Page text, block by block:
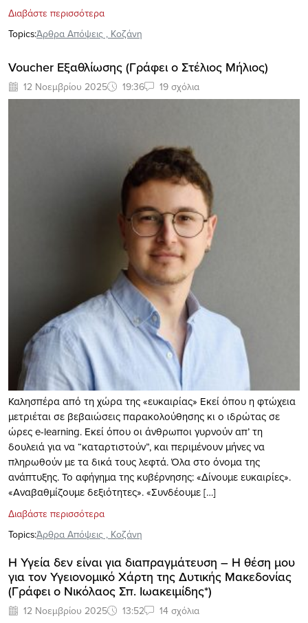
Διαβάστε περισσότερα
Topics:Άρθρα Απόψεις , Κοζάνη
Voucher Εξαθλίωσης (Γράφει ο Στέλιος Μήλιος)
12 Νοεμβρίου 2025 19:36 19 σχόλια
Καλησπέρα από τη χώρα της «ευκαιρίας» Εκεί όπου η φτώχεια
μετριέται σε βεβαιώσεις παρακολούθησης κι ο ιδρώτας σε
ώρες e-learning. Εκεί όπου οι άνθρωποι γυρνούν απ’ τη
δουλειά για να “καταρτιστούν”, και περιμένουν μήνες να
πληρωθούν με τα δικά τους λεφτά. Όλα στο όνομα της
ανάπτυξης. Το αφήγημα της κυβέρνησης: «Δίνουμε ευκαιρίες».
«Αναβαθμίζουμε δεξιότητες». «Συνδέουμε […]
Διαβάστε περισσότερα
Topics:Άρθρα Απόψεις , Κοζάνη
Η Υγεία δεν είναι για διαπραγμάτευση – Η θέση μου
για τον Υγειονομικό Χάρτη της Δυτικής Μακεδονίας
(Γράφει ο Νικόλαος Σπ. Ιωακειμίδης*)
12 Νοεμβρίου 2025 13:52 14 σχόλια